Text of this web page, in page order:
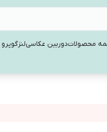
محصولاتدوربین عکاسیلنز